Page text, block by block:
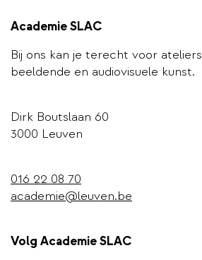
Academie SLAC
Bij ons kan je terecht voor ateliers
beeldende en audiovisuele kunst.
Dirk Boutslaan 60
3000 Leuven
016 22 08 70
academie@leuven.be
Volg Academie SLAC